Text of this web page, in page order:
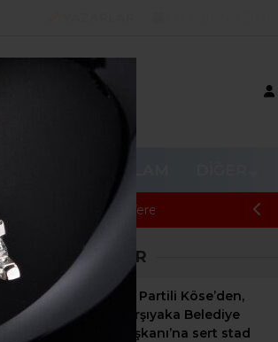
RESMI REKLAM
BAŞKAN ÇİÇEK
SON HABERLER
AK Partili Köse’den,
Karşıyaka Belediye
Başkanı’na sert stad